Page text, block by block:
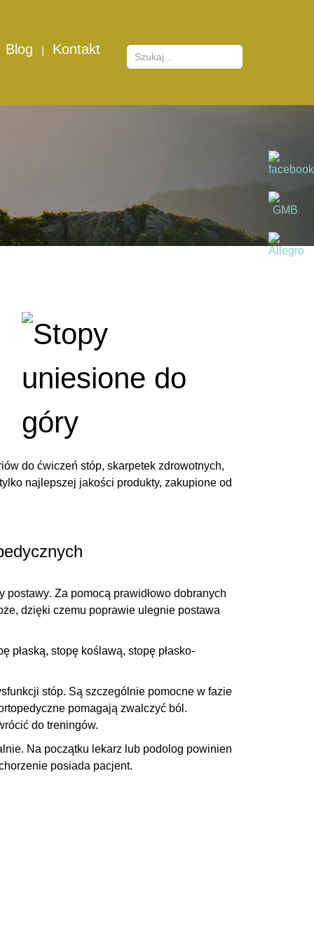
Blog Kontakt
do ćwiczeń stóp, skarpetek zdrowotnych,
najlepszej jakości produkty, zakupione od
postawy. Za pomocą prawidłowo dobranych
dzięki czemu poprawie ulegnie postawa
płaską, stopę koślawą, stopę płasko-
stóp. Są szczególnie pomocne w fazie
pomagają zwalczyć ból.
do treningów.
Na początku lekarz lub podolog powinien
posiada pacjent.